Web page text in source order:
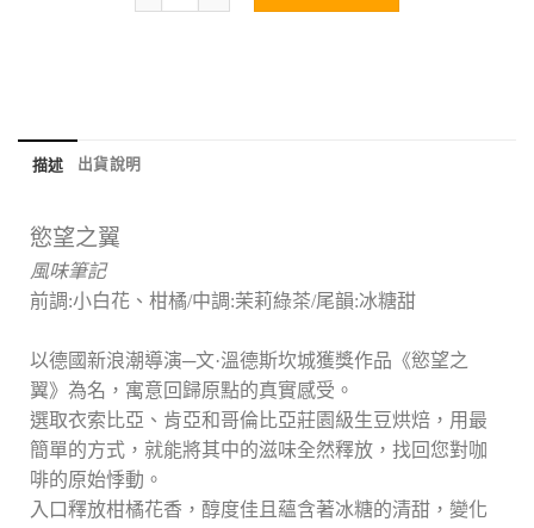
描述 出貨說明
慾望之翼
風味筆記
前調:小白花、柑橘/中調:茉莉綠茶/尾韻:冰糖甜
以德國新浪潮導演─文·溫德斯坎城獲獎作品《慾望之
翼》為名，寓意回歸原點的真實感受。
選取衣索比亞、肯亞和哥倫比亞莊園級生豆烘焙，用最
簡單的方式，就能將其中的滋味全然釋放，找回您對咖
啡的原始悸動。
入口釋放柑橘花香，醇度佳且蘊含著冰糖的清甜，變化